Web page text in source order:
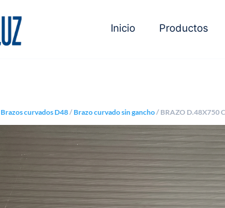
Inicio Productos
Brazos curvados D48/Brazo curvado sin gancho/ BRAZO D.48X750